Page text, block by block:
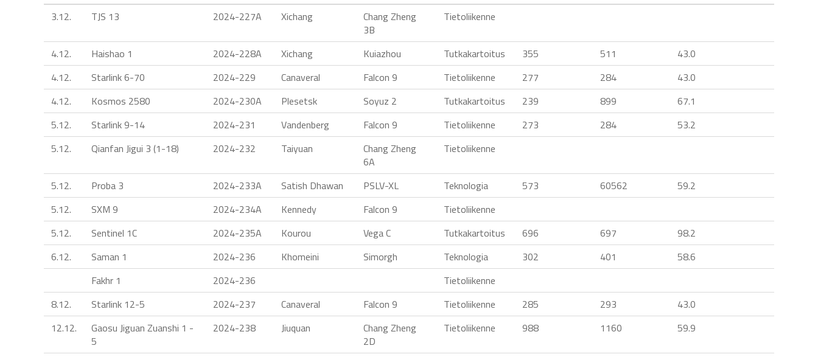
3.12. TJS 13 2024-227A Xichang
Chang Zheng
3B
Tietoliikenne
4.12. Haishao 1 2024-228A Xichang Kuiazhou Tutkakartoitus 355 511
43.0
4.12.
Starlink 6-70 2024-229 Canaveral Falcon 9 Tietoliikenne 277 284
43.0
4.12.
Kosmos 2580 2024-230A Plesetsk Soyuz 2 Tutkakartoitus 239 899
67.1
5.12.
Starlink 9-14 2024-231 Vandenberg Falcon 9 Tietoliikenne 273 284
53.2
5.12.
Qianfan Jigui 3 (1-18) 2024-232 Taiyuan
Chang Zheng
6A
Tietoliikenne
5.12. Proba 3 2024-233A Satish Dhawan PSLV-XL Teknologia 573 60562
59.2
5.12.
SXM 9 2024-234A Kennedy Falcon 9
Tietoliikenne
5.12.
Sentinel 1C 2024-235A Kourou Vega C Tutkakartoitus 696 697
98.2
6.12.
Saman 1 2024-236 Khomeini Simorgh Teknologia 302 401
58.6
Fakhr 1
2024-236
Tietoliikenne
8.12.
Starlink 12-5 2024-237 Canaveral Falcon 9 Tietoliikenne 285 293
43.0
12.12.
Gaosu Jiguan Zuanshi 1 -
5
2024-238 Jiuquan
Chang Zheng
2D
Tietoliikenne 988 1160 59.9